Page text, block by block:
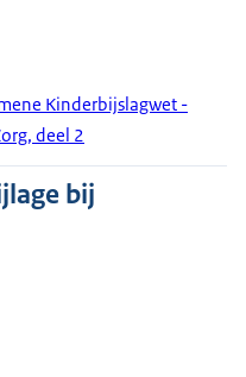
Kinderbijslagwet -
deel 2
bij